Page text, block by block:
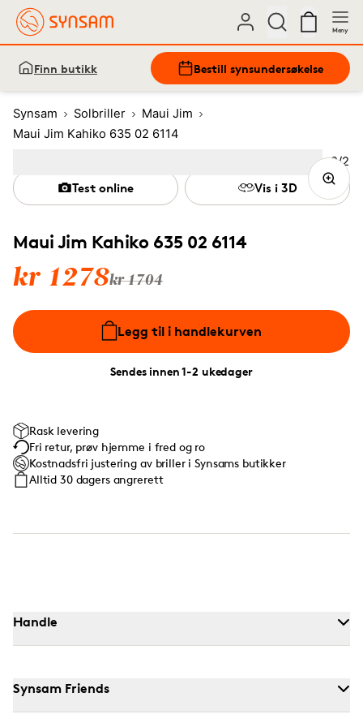
Meny
Finn butikk Bestill synsundersøkelse
Synsam Solbriller
Maui Jim
Maui Jim Kahiko 635 02 6114
Maui Jim Kahiko 635 02 6114
kr 1278kr 1704
Legg til i handlekurven
Sendes innen 1-2 ukedager
Test online Vis i 3D
Rask levering
Fri retur, prøv hjemme i fred og ro
Kostnadsfri justering av briller i Synsams butikker
Alltid 30 dagers angrerett
Bilde
2/2
(Current image)
Handle
Synsam Friends